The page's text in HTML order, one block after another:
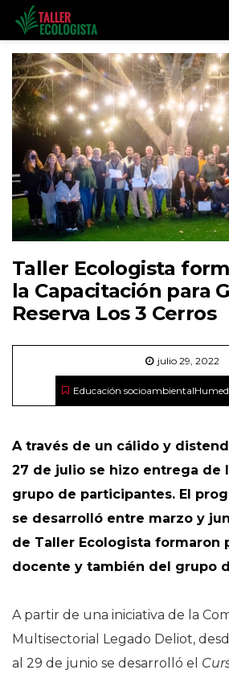
Taller Ecologista
la Capacitación para
Reserva Los 3 Cerros
julio 29, 2022
Educación socioambiental
A través de un cálido y
27 de julio se hizo entrega de
grupo de participantes. El
se desarrolló entre marzo y
de Taller Ecologista formaron
docente y también del grupo
A partir de una iniciativa de la
Multisectorial Legado Deliot,
al 29 de junio se desarrolló el